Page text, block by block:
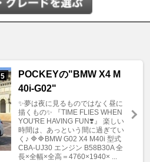
5
POCKEYの"BMW X4 M
40i-G02"
✨夢は夜に見るものではなく昼に
描くもの✨ 『TIME FLIES WHEN
YOU'RE HAVING FUN❣️』 楽しい
時間は、あっという間に過ぎてい
く♪ 🔷🔷BMW G02 X4 M40i 型式
CBA-UJ30 エンジン B58B30A 全
長×全幅×全高＝4760×1940× ...